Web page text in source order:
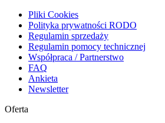
Pliki Cookies
Polityka prywatności RODO
Regulamin sprzedaży
Regulamin pomocy technicznej
Współpraca / Partnerstwo
FAQ
Ankieta
Newsletter
Oferta